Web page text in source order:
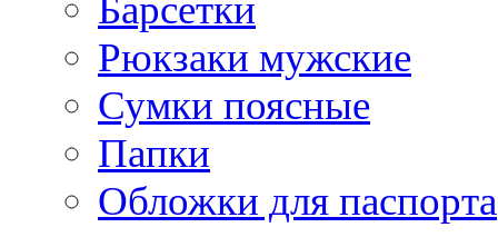
Барсетки
Рюкзаки мужские
Сумки поясные
Папки
Обложки для паспорта